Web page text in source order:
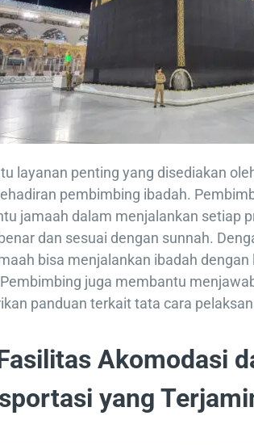
layanan penting yang disediakan
pembimbing ibadah.
jamaah dalam menjalankan setiap
dan sesuai dengan sunnah.
bisa menjalankan ibadah dengan
juga membantu
panduan terkait tata cara
Akomodasi
yang